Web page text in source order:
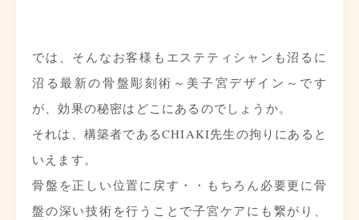
では、そんなお客様もエステティシャンも沼るに
沼る最新の骨盤彫刻術～美子宮デザイン～です
が、効果の秘密はどこにあるのでしょうか。
それは、構築者であるCHIAKI先生の拘りにあると
いえます。
骨盤を正しい位置に戻す・・もちろん必要更に骨
盤の深い技術を行うことで子宮ケアにも繋がり、